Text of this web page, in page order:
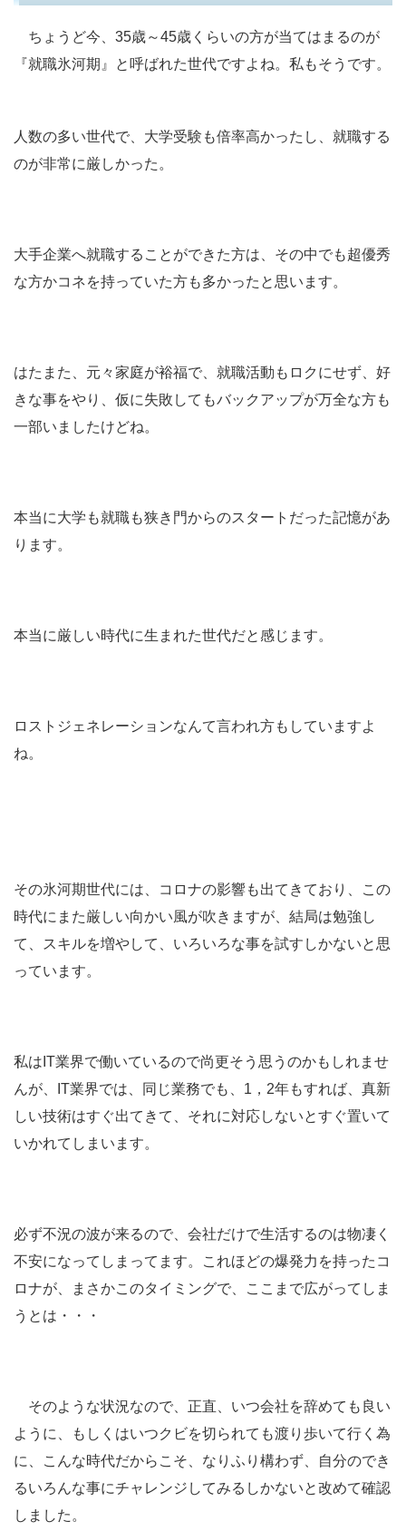
ちょうど今、35歳～45歳くらいの方が当てはまるのが
『就職氷河期』と呼ばれた世代ですよね。私もそうです。
人数の多い世代で、大学受験も倍率高かったし、就職する
のが非常に厳しかった。
大手企業へ就職することができた方は、その中でも超優秀
な方かコネを持っていた方も多かったと思います。
はたまた、元々家庭が裕福で、就職活動もロクにせず、好
きな事をやり、仮に失敗してもバックアップが万全な方も
一部いましたけどね。
本当に大学も就職も狭き門からのスタートだった記憶があ
ります。
本当に厳しい時代に生まれた世代だと感じます。
ロストジェネレーションなんて言われ方もしていますよ
ね。
その氷河期世代には、コロナの影響も出てきており、この
時代にまた厳しい向かい風が吹きますが、結局は勉強し
て、スキルを増やして、いろいろな事を試すしかないと思
っています。
私はIT業界で働いているので尚更そう思うのかもしれませ
んが、IT業界では、同じ業務でも、1，2年もすれば、真新
しい技術はすぐ出てきて、それに対応しないとすぐ置いて
いかれてしまいます。
必ず不況の波が来るので、会社だけで生活するのは物凄く
不安になってしまってます。これほどの爆発力を持ったコ
ロナが、まさかこのタイミングで、ここまで広がってしま
うとは・・・
そのような状況なので、正直、いつ会社を辞めても良い
ように、もしくはいつクビを切られても渡り歩いて行く為
に、こんな時代だからこそ、なりふり構わず、自分のでき
るいろんな事にチャレンジしてみるしかないと改めて確認
しました。